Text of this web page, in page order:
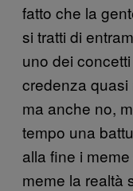
fatto che la
si tratti di
uno dei
credenza quasi
ma anche no,
tempo una
alla fine i
meme la realtà